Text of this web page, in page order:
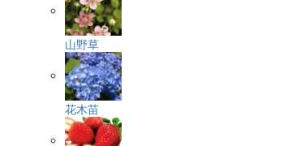
山野草
花木苗